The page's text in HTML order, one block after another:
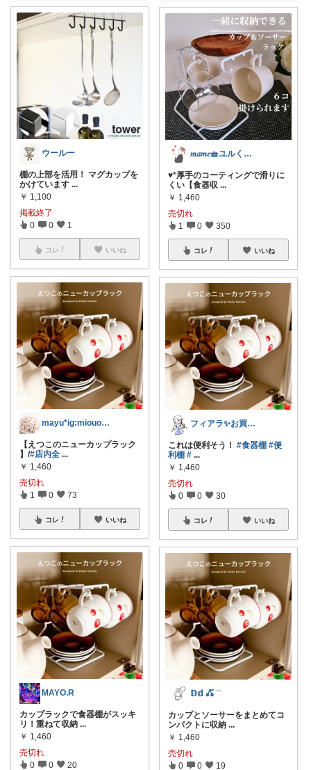
ウールー
棚の上部を活用！ マグカップを
かけています ...
￥ 1,100
掲載終了
0 0 1
コレ いいね
mayu*ig:miouor_home
【えつこのニューカップラック
】/#店内全 ...
￥ 1,460
売切れ
1 0 73
コレ いいね
MAYO.R
カップラックで食器棚がスッキ
リ！重ねて収納 ...
￥ 1,460
売切れ
0 0 20
𝑚𝑎𝑚𝑒🧺ユルく活動中
♥*厚手のコーティングで滑りに
くい【食器収 ...
￥ 1,460
売切れ
1 0 350
コレ いいね
フィアラ✨お買い物マラソン楽しみ！
これは便利そう！ #食器棚 #便
利棚 # ...
￥ 1,460
売切れ
0 0 30
コレ いいね
𝔻𝕕 𖦊ັ ʾʾ
カップとソーサーをまとめてコ
ンパクトに収納 ...
￥ 1,460
売切れ
0 0 19